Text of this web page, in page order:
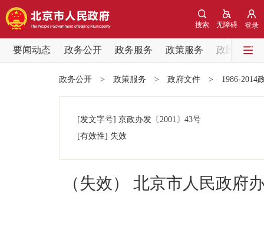
登录
无障碍
搜索
要闻动态 政务公开 政务服务 政策服务
政民互动
党中央精神
政务公开
政务公开 > 政策服务 > 政府文件 > 1986-2014
[发文字号] 京政办发 〔2001〕 43号
[有效性] 失效
（失效） 北京市人民政府